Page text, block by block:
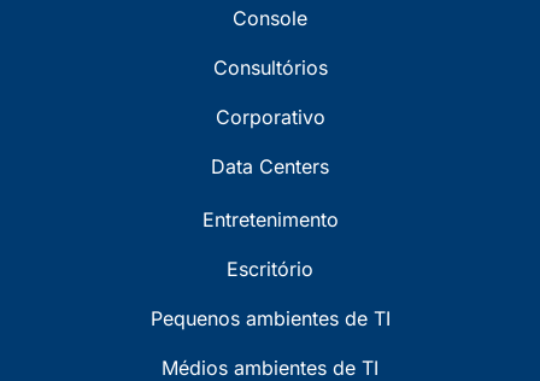
Console
Consultórios
Corporativo
Data Centers
Entretenimento
Escritório
Pequenos ambientes de TI
Médios ambientes de TI